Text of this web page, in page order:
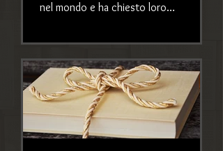
nel mondo e ha chiesto loro